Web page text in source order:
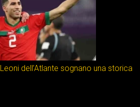
dell’Atlante sognano una storica